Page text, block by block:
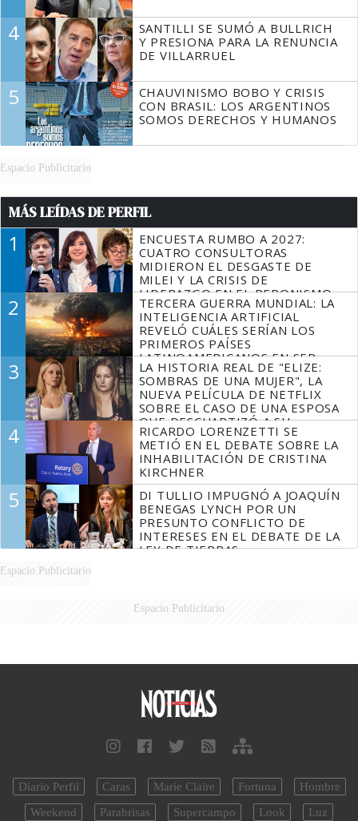
4
SANTILLI SE SUMÓ A BULLRICH
Y PRESIONA PARA LA RENUNCIA
DE VILLARRUEL
5
CHAUVINISMO BOBO Y CRISIS
CON BRASIL: LOS ARGENTINOS
SOMOS DERECHOS Y HUMANOS
Espacio Publicitario
MÁS LEÍDAS DE PERFIL
1
ENCUESTA RUMBO A 2027:
CUATRO CONSULTORAS
MIDIERON EL DESGASTE DE
MILEI Y LA CRISIS DE
LIDERAZGO EN EL PERONISMO
2
TERCERA GUERRA MUNDIAL: LA
INTELIGENCIA ARTIFICIAL
REVELÓ CUÁLES SERÍAN LOS
PRIMEROS PAÍSES
LATINOAMERICANOS EN SER
DERROTADOS
3
LA HISTORIA REAL DE "ELIZE:
SOMBRAS DE UNA MUJER", LA
NUEVA PELÍCULA DE NETFLIX
SOBRE EL CASO DE UNA ESPOSA
QUE DESCUARTIZÓ A SU
MARIDO
4
RICARDO LORENZETTI SE
METIÓ EN EL DEBATE SOBRE LA
INHABILITACIÓN DE CRISTINA
KIRCHNER
5
DI TULLIO IMPUGNÓ A JOAQUÍN
BENEGAS LYNCH POR UN
PRESUNTO CONFLICTO DE
INTERESES EN EL DEBATE DE LA
LEY DE TIERRAS
Espacio Publicitario
Espacio Publicitario
Diario Perfil Caras Marie Claire Fortuna
Hombre
Weekend
Parabrisas Supercampo Look Luz